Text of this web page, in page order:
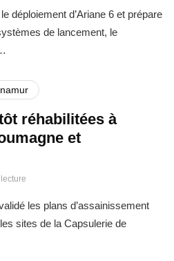
déploiement d’Ariane 6 et prépare
de lancement, le
namur
réhabilitées à
et
les plans d’assainissement
sites de la Capsulerie de